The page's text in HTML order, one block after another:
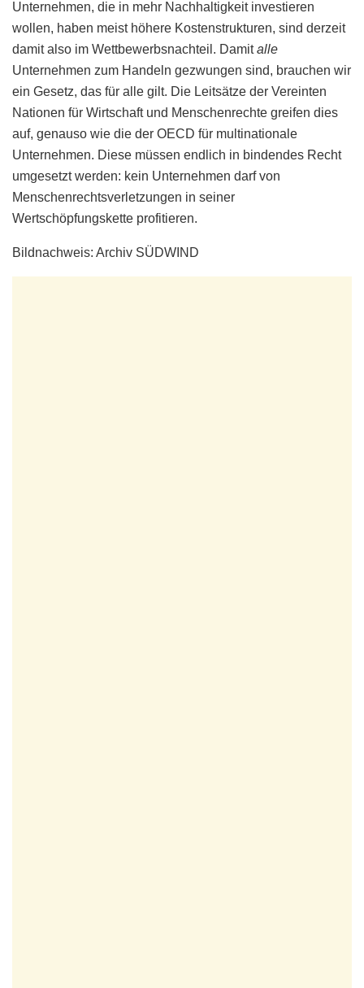
Unternehmen, die in mehr Nachhaltigkeit investieren
wollen, haben meist höhere Kostenstrukturen, sind derzeit
damit also im Wettbewerbsnachteil. Damitalle
Unternehmen zum Handeln gezwungen sind, brauchen wir
ein Gesetz, das für alle gilt. Die Leitsätze der Vereinten
Nationen für Wirtschaft und Menschenrechte greifen dies
auf, genauso wie die der OECD für multinationale
Unternehmen. Diese müssen endlich in bindendes Recht
umgesetzt werden: kein Unternehmen darf von
Menschenrechtsverletzungen in seiner
Wertschöpfungskette profitieren.
Bildnachweis: Archiv SÜDWIND